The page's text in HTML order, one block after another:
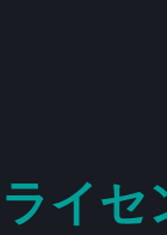
ライセ